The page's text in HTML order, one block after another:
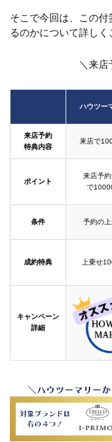
そこで今回は、この
るのかについて詳しく
＼来店
ハウツー
来店予約
特典内容
来店で
ポイント
来店予
で
条件 予約の
成約特典 上乗せ
キャンペーン
詳細